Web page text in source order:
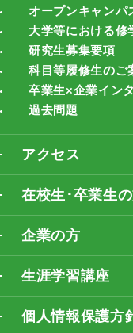
オープンキャンパ
大学等における修
研究生募集要項
科目等履修生のご
卒業生×企業イン
過去問題
アクセス
在校生･卒業生
企業の方
生涯学習講座
個人情報保護方